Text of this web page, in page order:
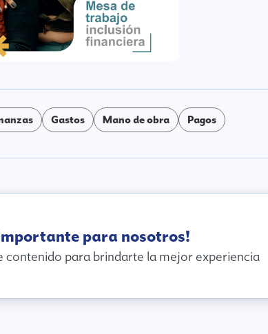
Gastos Mano de obra Pagos
para nosotros!
contenido para brindarte la mejor experiencia